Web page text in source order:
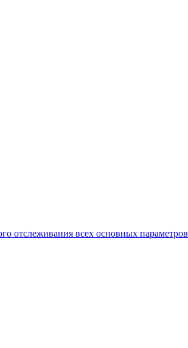
отслеживания всех основных параметров